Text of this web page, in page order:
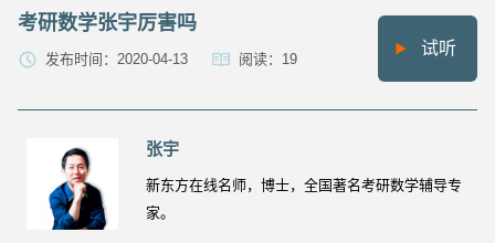
考研数学张宇厉害吗
发布时间：2020-04-13 阅读：19
试听
张宇
新东方在线名师，博士，全国著名考研数学辅导专
家。